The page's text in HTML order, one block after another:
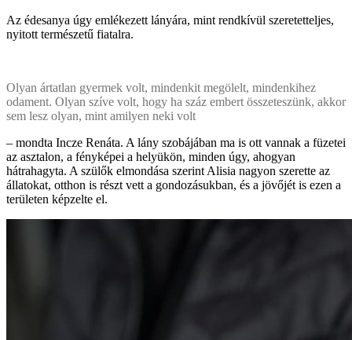
Az édesanya úgy emlékezett lányára, mint rendkívül szeretetteljes,
nyitott természetű fiatalra.
Olyan ártatlan gyermek volt, mindenkit megölelt, mindenkihez
odament. Olyan szíve volt, hogy ha száz embert összeteszünk, akkor
sem lesz olyan, mint amilyen neki volt
– mondta Incze Renáta. A lány szobájában ma is ott vannak a füzetei
az asztalon, a fényképei a helyükön, minden úgy, ahogyan
hátrahagyta. A szülők elmondása szerint Alisia nagyon szerette az
állatokat, otthon is részt vett a gondozásukban, és a jövőjét is ezen a
területen képzelte el.